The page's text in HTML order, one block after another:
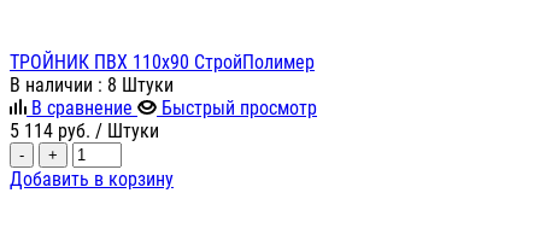
ТРОЙНИК ПВХ 110х90 СтройПолимер
В наличии : 8 Штуки
В сравнение
Быстрый просмотр
5 114 руб. / Штуки
- +
Добавить в корзину